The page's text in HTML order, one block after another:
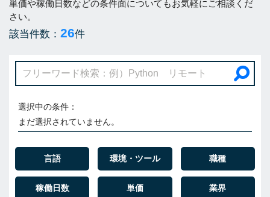
単価や稼働日数などの条件面についてもお気軽にご相談くだ
さい。
該当件数： 26件
選択中の条件：
まだ選択されていません。
言語 環境・ツール 職種
稼働日数 単価 業界